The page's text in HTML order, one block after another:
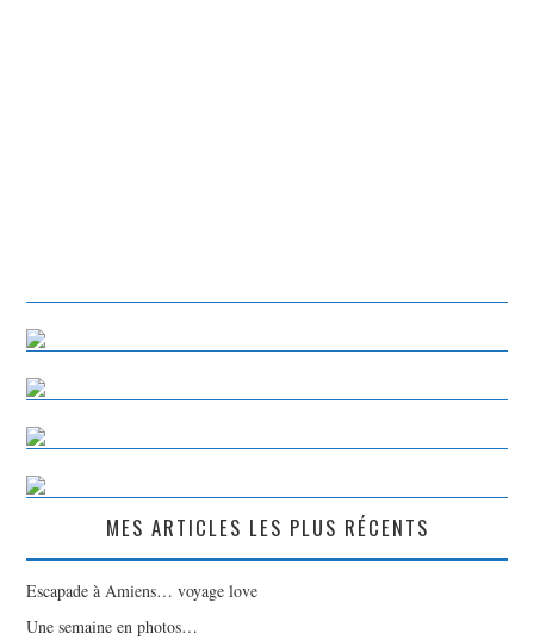
MES ARTICLES LES PLUS RÉCENTS
Escapade à Amiens… voyage love
Une semaine en photos…